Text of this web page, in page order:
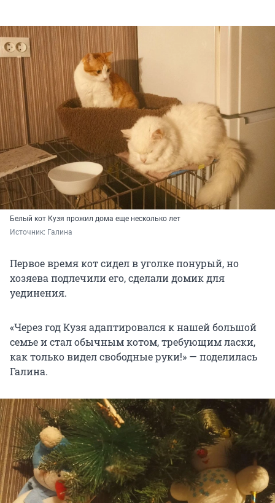
Белый кот Кузя прожил дома еще несколько лет
Источник: Галина
Первое время кот сидел в уголке понурый, но
хозяева подлечили его, сделали домик для
уединения.
«Через год Кузя адаптировался к нашей большой
семье и стал обычным котом, требующим ласки,
как только видел свободные руки!» — поделилась
Галина.